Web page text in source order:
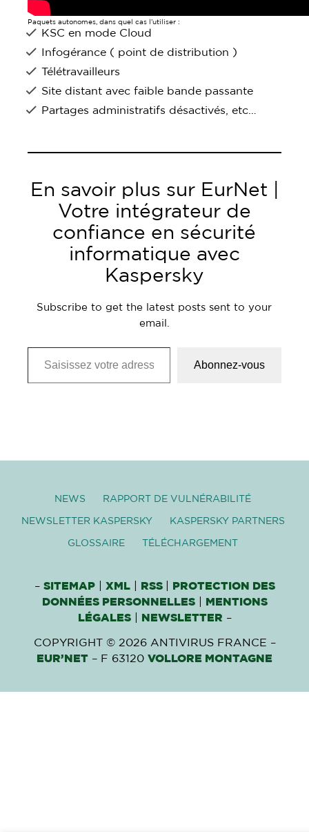
Paquets autonomes, dans quel cas l’utiliser :
KSC en mode Cloud
Infogérance ( point de distribution )
Télétravailleurs
Site distant avec faible bande passante
Partages administratifs désactivés, etc…
En savoir plus sur EurNet |
Votre intégrateur de
confiance en sécurité
informatique avec
Kaspersky
Subscribe to get the latest posts sent to your
email.
Saisissez votre adresse e-mail…
Abonnez-vous
NEWS RAPPORT DE VULNÉRABILITÉ
NEWSLETTER KASPERSKY KASPERSKY PARTNERS
GLOSSAIRE TÉLÉCHARGEMENT
– SITEMAP| XML| RSS
PROTECTION DES
DONNÉES PERSONNELLES|
MENTIONS
LÉGALES| NEWSLETTER –
COPYRIGHT © 2026 ANTIVIRUS FRANCE –
EUR’NET – F 63120 VOLLORE MONTAGNE